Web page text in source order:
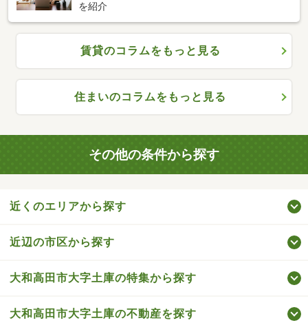
を紹介
賃貸のコラムをもっと見る
住まいのコラムをもっと見る
その他の条件から探す
近くのエリアから探す
近辺の市区から探す
大和高田市大字土庫の特集から探す
大和高田市大字土庫の不動産を探す